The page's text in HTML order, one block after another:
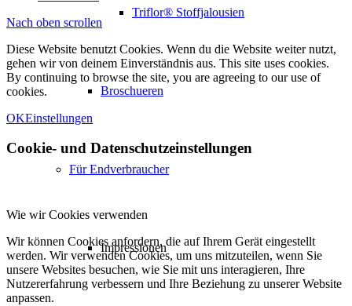
Triflor® Stoffjalousien
Broschueren
Für Endverbraucher
Impressionen
Nach oben scrollen
Diese Website benutzt Cookies. Wenn du die Website weiter nutzt,
gehen wir von deinem Einverständnis aus. This site uses cookies.
By continuing to browse the site, you are agreeing to our use of
cookies.
OKEinstellungen
Cookie- und Datenschutzeinstellungen
Wie wir Cookies verwenden
Wir können Cookies anfordern, die auf Ihrem Gerät eingestellt
werden. Wir verwenden Cookies, um uns mitzuteilen, wenn Sie
unsere Websites besuchen, wie Sie mit uns interagieren, Ihre
Nutzererfahrung verbessern und Ihre Beziehung zu unserer Website
anpassen.